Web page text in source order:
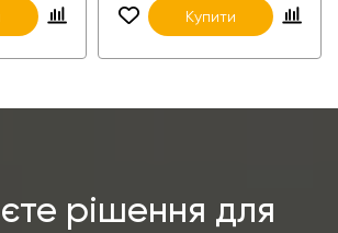
Купити
рішення для